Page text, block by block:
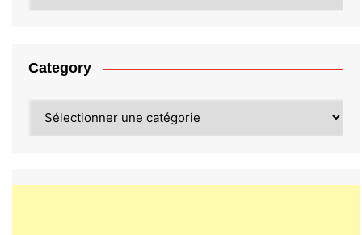
Category